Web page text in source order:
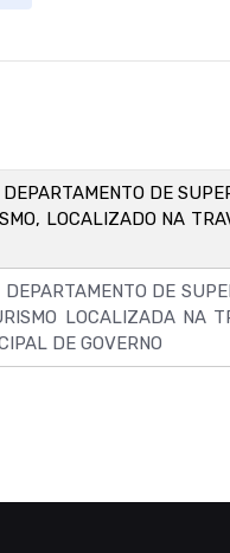
DE
LOCALIZADO NA
DE
LOCALIZADA NA
DE GOVERNO